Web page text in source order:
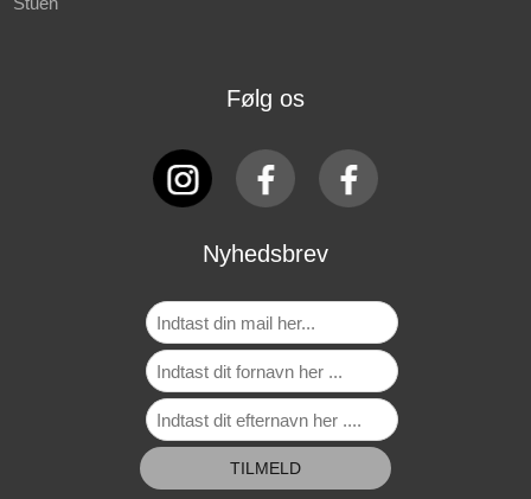
Følg os
Nyhedsbrev